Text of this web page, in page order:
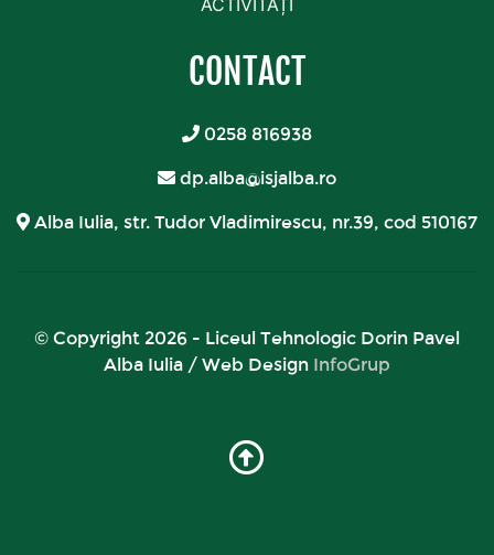
ACTIVITĂȚI
CONTACT
0258 816938
dp.alba@isjalba.ro
Alba Iulia, str. Tudor Vladimirescu, nr.39, cod 510167
© Copyright 2026 - Liceul Tehnologic Dorin Pavel
Alba Iulia / Web Design InfoGrup